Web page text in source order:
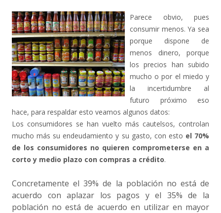
Parece obvio, pues
consumir menos. Ya sea
porque dispone de
menos dinero, porque
los precios han subido
mucho o por el miedo y
la incertidumbre al
futuro próximo eso
hace, para respaldar esto veamos algunos datos:
Los consumidores se han vuelto más cautelsos, controlan
mucho más su endeudamiento y su gasto, con esto el 70%
de los consumidores no quieren comprometerse en a
corto y medio plazo con compras a crédito.
Concretamente el 39% de la población no está de
acuerdo con aplazar los pagos y el 35% de la
población no está de acuerdo en utilizar en mayor